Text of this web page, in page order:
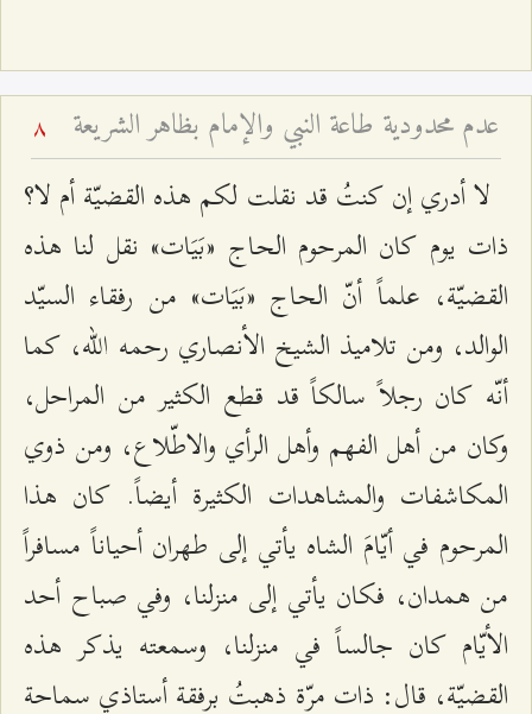
عدم محدودية طاعة النبي والإمام بظاهر الشريعة 8
لا أدري إن كنتُ قد نقلت لكم هذه القضيّة أم لا؟
ذات يوم كان المرحوم الحاج «بَيَات» نقل لنا هذه
القضيّة، علماً أنّ الحاج «بَيَات» من رفقاء السيّد
الوالد، ومن تلاميذ الشيخ الأنصاري رحمه الله، كما
أنّه كان رجلاً سالكاً قد قطع الكثير من المراحل،
وكان من أهل الفهم وأهل الرأي والاطّلاع، ومن ذوي
المكاشفات والمشاهدات الكثيرة أيضاً. كان هذا
المرحوم في أيّامَ الشاه يأتي إلى طهران أحياناً مسافراً
من همدان، فكان يأتي إلى منزلنا، وفي صباح أحد
الأيّام كان جالساً في منزلنا، وسمعته يذكر هذه
القضيّة، قال: ذات مرّة ذهبتُ برفقة أستاذي سماحة